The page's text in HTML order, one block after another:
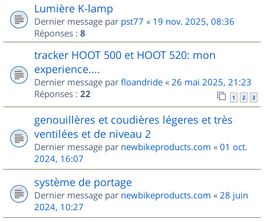
Lumière K-lamp
Dernier message par pst77 « 19 nov. 2025, 08:36
Réponses : 8
tracker HOOT 500 et HOOT 520: mon
experience....
Dernier message par floandride « 26 mai 2025, 21:23
Réponses : 22 1 2 3
genouillères et coudières légeres et très
ventilées et de niveau 2
Dernier message par newbikeproducts.com « 01 oct.
2024, 16:07
système de portage
Dernier message par newbikeproducts.com « 28 juin
2024, 10:27